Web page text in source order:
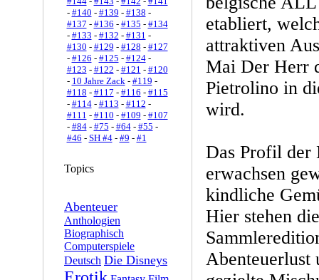
- #140 - #139 - #138 -
#137 - #136 - #135 - #134
- #133 - #132 - #131 -
#130 - #129 - #128 - #127
- #126 - #125 - #124-
#123 - #122 - #121 - #120
- 10 Jahre Zack- #119 -
#118 - #117 - #116 - #115
- #114- #113 - #112 -
#111 - #110 - #109 - #107
- #84- #75 - #64- #55 -
#46 - SH #4- #9 - #1
Topics
Abenteuer
Anthologien
Biographisch
Computerspiele
Deutsch Die Disneys
etabliert,
attraktiven
Mai Der Herr
Pietrolino in
wird.
Das Profil der
erwachsen
kindliche
Hier stehen
Abenteuerlust